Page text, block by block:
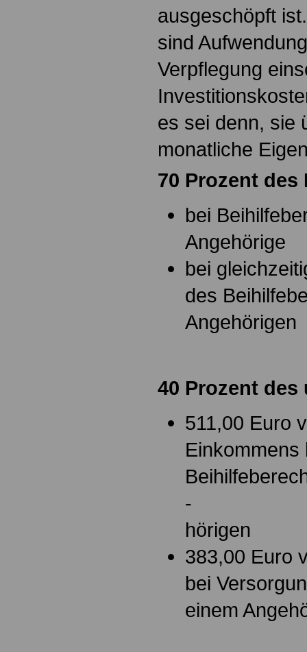
ausgeschöpft
sind
Verpflegung
es sei denn, sie
monatliche
70 Prozent
bei
Angehörige
bei
des
Angehörigen
40 Prozent des
511,00 Euro
Einkommens
-
hörigen
383,00 Euro
bei
einem